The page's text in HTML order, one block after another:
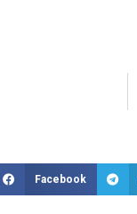
Facebook